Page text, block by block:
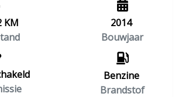
KM
2014
Bouwjaar
Benzine
Brandstof